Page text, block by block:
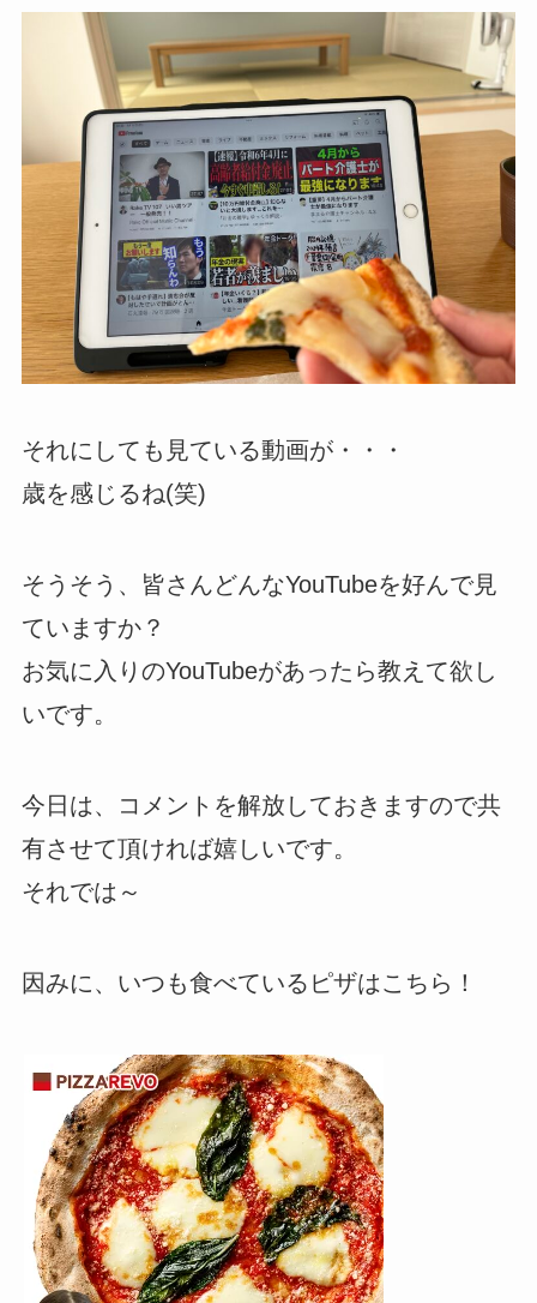
それにしても見ている動画が・・・
歳を感じるね(笑)
そうそう、皆さんどんなYouTubeを好んで見
ていますか？
お気に入りのYouTubeがあったら教えて欲し
いです。
今日は、コメントを解放しておきますので共
有させて頂ければ嬉しいです。
それでは～
因みに、いつも食べているピザはこちら！